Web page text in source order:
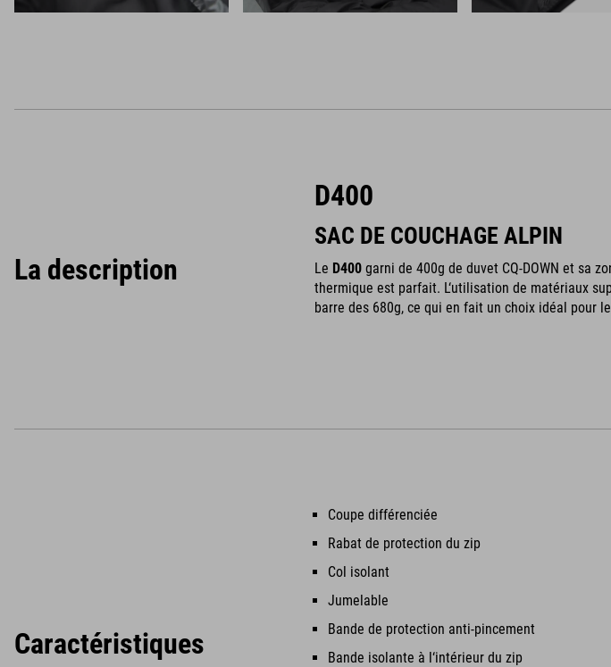
La description
D400
SAC DE COUCHAGE ALPIN
Le D400 garni de 400g de duvet CQ-DOWN et sa
thermique est parfait. L‘utilisation de matériaux
barre des 680g, ce qui en fait un choix idéal pour
Caractéristiques
Coupe différenciée
Rabat de protection du zip
Col isolant
Jumelable
Bande de protection anti-pincement
Bande isolante à l‘intérieur du zip